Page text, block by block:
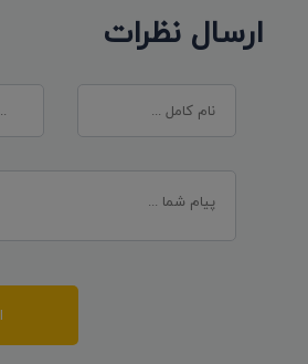
ارسال نظرات